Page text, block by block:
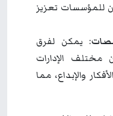
للمؤسسات تعزيز
: يمكن لفرق
الإدارات
والإبداع، مما